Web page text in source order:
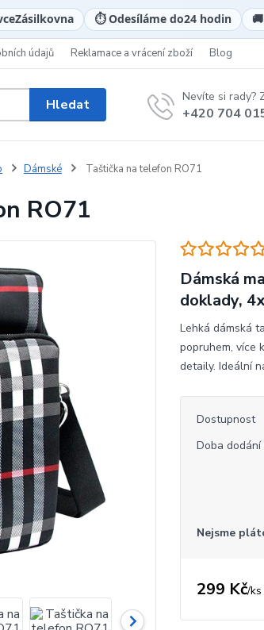
Zásilkovna ⏱️ Odesíláme do24 hodin
údajů Reklamace a vrácení zboží Blog
Hledat Nevíte si rady?
+420 704
Dámské Taštička na telefon RO71
RO71
Dámská
doklady,
Lehká dámská
popruhem, více
detaily. Ideální
Dostupnost
Doba dodání
Nejsme
299 Kč/ks